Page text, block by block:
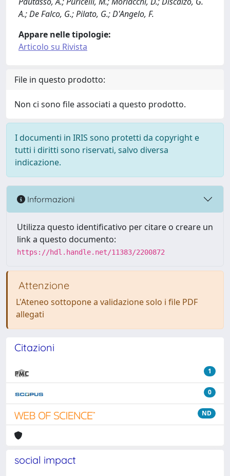
A.; De Falco, G.; Pilato, G.; D'Angelo, F.
Appare nelle tipologie:
Articolo su Rivista
File in questo prodotto:
Non ci sono file associati a questo prodotto.
I documenti in IRIS sono protetti da copyright e
tutti i diritti sono riservati, salvo diversa
indicazione.
Informazioni
Utilizza questo identificativo per citare o creare un
link a questo documento:
https://hdl.handle.net/11383/2200872
Attenzione
L'Ateneo sottopone a validazione solo i file PDF
allegati
Citazioni
1
0
ND
social impact